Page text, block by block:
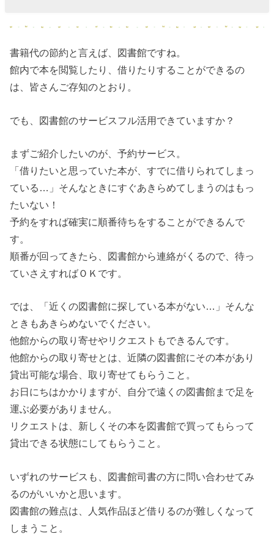
認
› ⑤フリマアプ
リ「メルカ
リ」でも本が
書籍代の節約と言えば、図書館ですね。
館内で本を閲覧したり、借りたりすることができるの
は、皆さんご存知のとおり。
でも、図書館のサービスフル活用できていますか？
まずご紹介したいのが、予約サービス。
「借りたいと思っていた本が、すでに借りられてしまっ
ている…」そんなときにすぐあきらめてしまうのはもっ
たいない！
予約をすれば確実に順番待ちをすることができるんで
す。
順番が回ってきたら、図書館から連絡がくるので、待っ
ていさえすればＯＫです。
では、「近くの図書館に探している本がない…」そんな
ときもあきらめないでください。
他館からの取り寄せやリクエストもできるんです。
他館からの取り寄せとは、近隣の図書館にその本があり
貸出可能な場合、取り寄せてもらうこと。
お日にちはかかりますが、自分で遠くの図書館まで足を
運ぶ必要がありません。
リクエストは、新しくその本を図書館で買ってもらって
貸出できる状態にしてもらうこと。
いずれのサービスも、図書館司書の方に問い合わせてみ
るのがいいかと思います。
図書館の難点は、人気作品ほど借りるのが難しくなって
しまうこと。